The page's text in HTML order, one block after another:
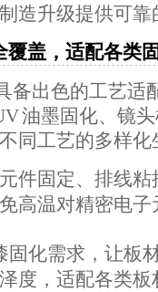
造升级提供可
覆盖，适配各类
备出色的工艺适
油墨固化、镜
同工艺的多样化
件固定、排线
高温对精密电
固化需求，让板
度，适配各类